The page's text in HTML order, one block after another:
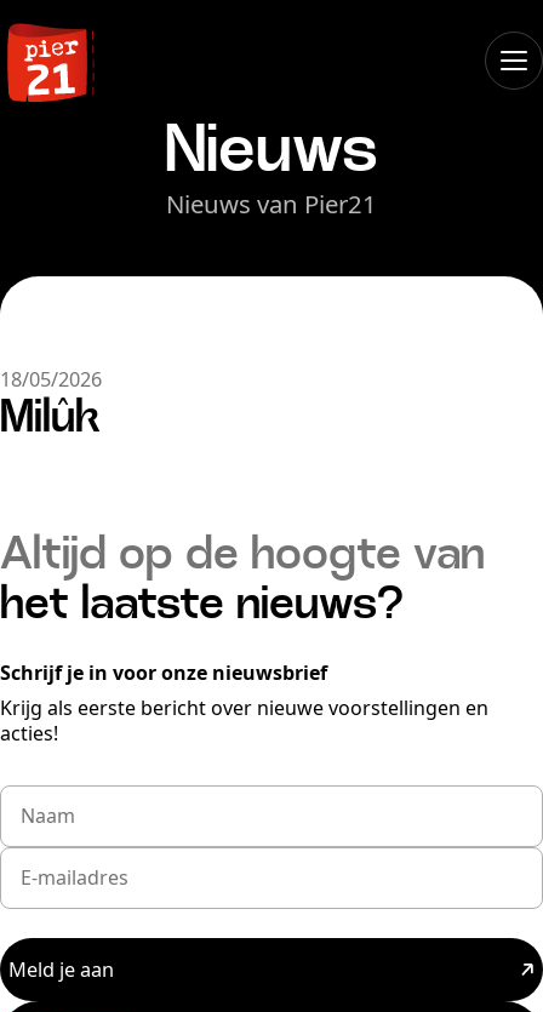
Nieuws
Nieuws van Pier21
18/05/2026
Milûk
Altijd op de hoogte van
het laatste nieuws?
Schrijf je in voor onze nieuwsbrief
Krijg als eerste bericht over nieuwe voorstellingen en
acties!
Meld je aan